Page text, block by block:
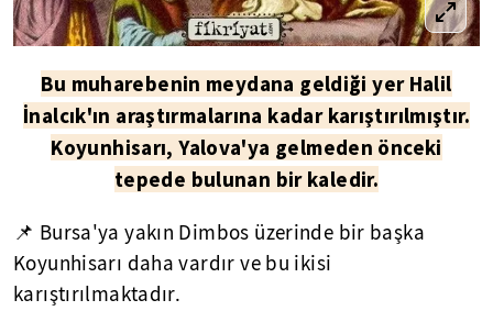
Bu muharebenin meydana geldiği yer Halil
İnalcık'ın araştırmalarına kadar karıştırılmıştır.
Koyunhisarı, Yalova'ya gelmeden önceki
tepede bulunan bir kaledir.
📌 Bursa'ya yakın Dimbos üzerinde bir başka
Koyunhisarı daha vardır ve bu ikisi
karıştırılmaktadır.